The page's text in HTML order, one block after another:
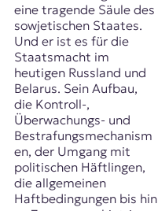
eine tragende Säule des
sowjetischen Staates.
Und er ist es für die
Staatsmacht im
heutigen Russland und
Belarus. Sein Aufbau,
die Kontroll-,
Überwachungs- und
Bestrafungsmechanism
en, der Umgang mit
politischen Häftlingen,
die allgemeinen
Haftbedingungen bis hin